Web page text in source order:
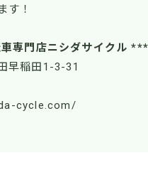
す！
専門店ニシダサイクル
早稲田1-3-31
cycle.com/